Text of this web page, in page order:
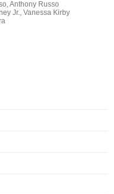
Anthony Russo
Jr., Vanessa Kirby